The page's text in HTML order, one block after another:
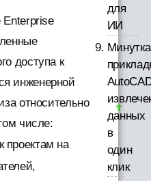
Enterprise
доступа к
инженерной
относительно
числе:
проектам на
для
ИИ
Минутка
данных
в
один
клик